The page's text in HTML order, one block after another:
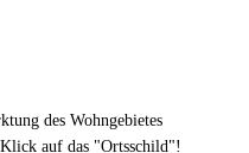
des Wohngebietes
auf das "Ortsschild"!